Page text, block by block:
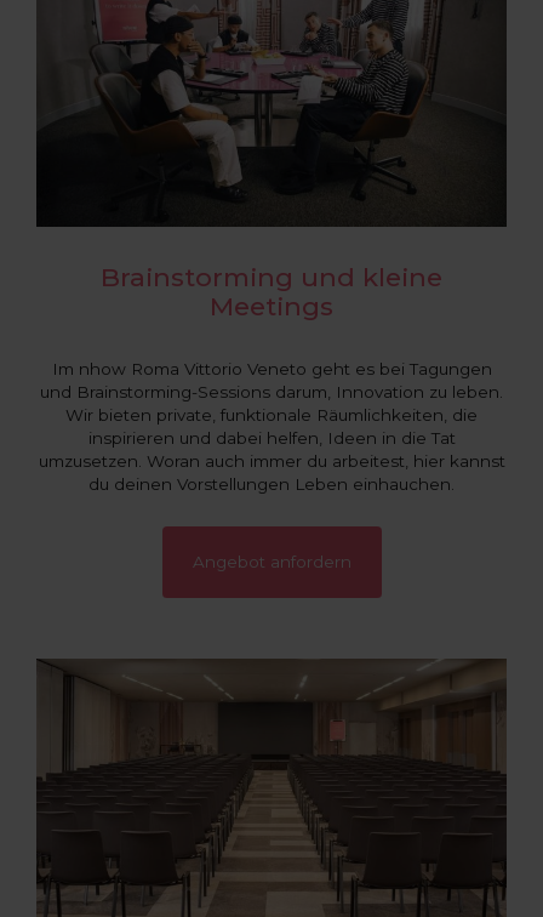
Brainstorming und kleine
Meetings
Im nhow Roma Vittorio Veneto geht es bei Tagungen
und Brainstorming-Sessions darum, Innovation zu leben.
Wir bieten private, funktionale Räumlichkeiten, die
inspirieren und dabei helfen, Ideen in die Tat
umzusetzen. Woran auch immer du arbeitest, hier kannst
du deinen Vorstellungen Leben einhauchen.
Angebot anfordern